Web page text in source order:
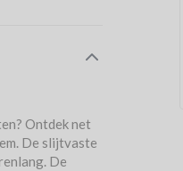
Ontdek net
De slijtvaste
De